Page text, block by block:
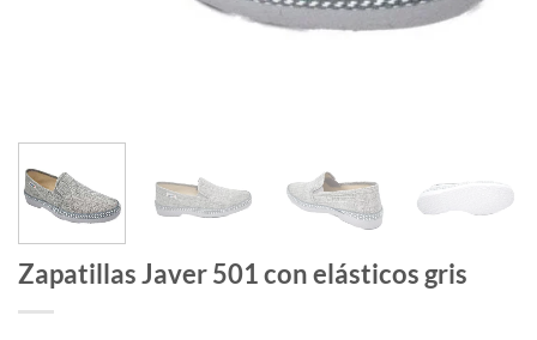
Zapatillas Javer 501 con elásticos gris